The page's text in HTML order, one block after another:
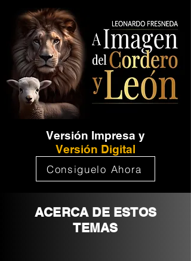
Versión Impresa y
Versión Digital
Consiguelo Ahora
ACERCA DE ESTOS
TEMAS